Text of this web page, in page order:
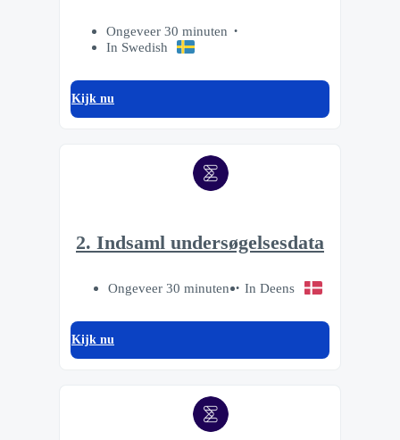
Ongeveer 30 minuten
In Swedish
Kijk nu
2. Indsaml undersøgelsesdata
Ongeveer 30 minuten In Deens
Kijk nu